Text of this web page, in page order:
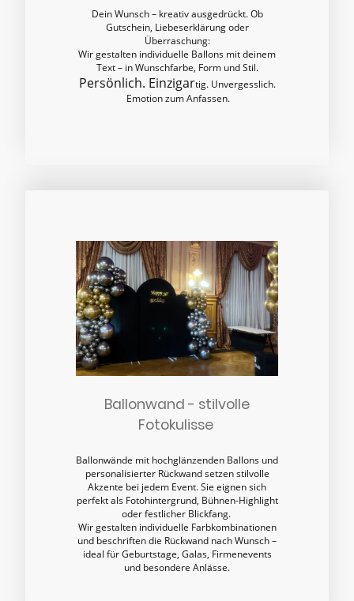
Dein Wunsch – kreativ ausgedrückt. Ob
Gutschein, Liebeserklärung oder
Überraschung:
Wir gestalten individuelle Ballons mit deinem
Text – in Wunschfarbe, Form und Stil.
Persönlich. Einzigartig. Unvergesslich.
Emotion zum Anfassen.
Ballonwand - stilvolle
Fotokulisse
Ballonwände mit hochglänzenden Ballons und
personalisierter Rückwand setzen stilvolle
Akzente bei jedem Event. Sie eignen sich
perfekt als Fotohintergrund, Bühnen-Highlight
oder festlicher Blickfang.
Wir gestalten individuelle Farbkombinationen
und beschriften die Rückwand nach Wunsch –
ideal für Geburtstage, Galas, Firmenevents
und besondere Anlässe.